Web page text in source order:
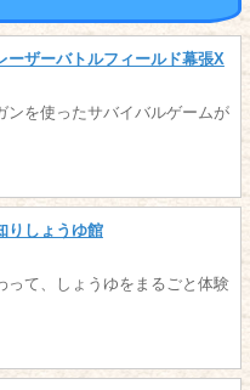
ーザーバトルフィールド幕張X
ンを使ったサバイバルゲームが
りしょうゆ館
って、しょうゆをまるごと体験